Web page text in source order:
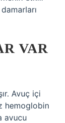
VAR
Avuç içi
hemoglobin
avucu